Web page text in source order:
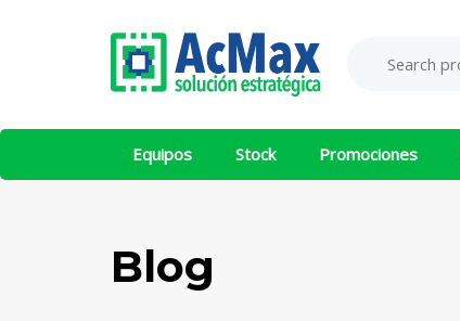
Equipos Stock Promociones
Blog